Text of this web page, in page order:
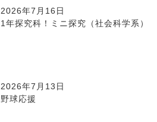
2026年7月16日
1年探究科！ミニ探究（社会科学系）
2026年7月13日
野球応援